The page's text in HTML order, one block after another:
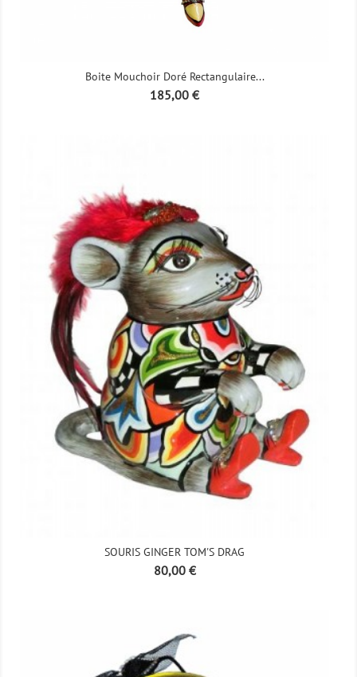
Boite Mouchoir Doré Rectangulaire...
Prix
185,00 €
SOURIS GINGER TOM'S DRAG
Prix
80,00 €